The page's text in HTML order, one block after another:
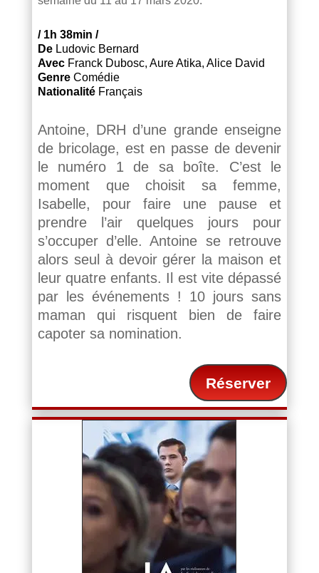
/1h 38min /
DeLudovic Bernard
AvecFranck Dubosc, Aure Atika, Alice David
GenreComédie
NationalitéFrançais
Antoine, DRH d’une grande enseigne
de bricolage, est en passe de devenir
le numéro 1 de sa boîte. C’est le
moment que choisit sa femme,
Isabelle, pour faire une pause et
prendre l’air quelques jours pour
s’occuper d’elle. Antoine se retrouve
alors seul à devoir gérer la maison et
leur quatre enfants. Il est vite dépassé
par les événements ! 10 jours sans
maman qui risquent bien de faire
capoter sa nomination.
Réserver